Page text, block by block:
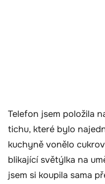
Telefon jsem položila
tichu, které bylo
kuchyně vonělo
blikající světýlka na
jsem si koupila sama